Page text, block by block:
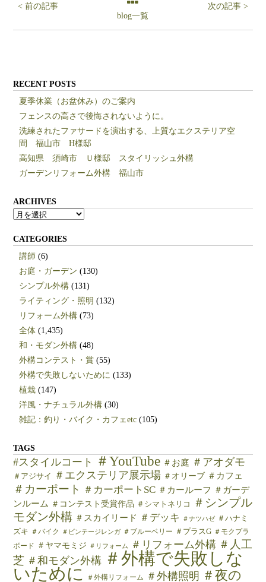
< 前の記事
blog一覧
次の記事 >
RECENT POSTS
夏季休業（お盆休み）のご案内
フェンスの高さで後悔されないように。
洗練されたファサードを演出する、上質なエクステリア空
間 福山市 H様邸
高知県 須崎市 Ｕ様邸 スタイリッシュ外構
ガーデンリフォーム外構 福山市
ARCHIVES
ARCHIVES
CATEGORIES
講師 (6)
お庭・ガーデン (130)
シンプル外構 (131)
ライティング・照明 (132)
リフォーム外構 (73)
全体 (1,435)
和・モダン外構 (48)
外構コンテスト・賞 (55)
外構で失敗しないために (133)
植栽 (147)
洋風・ナチュラル外構 (30)
雑記：釣り・バイク・カフェetc (105)
TAGS
#スタイルコート ＃YouTube ＃お庭 ＃アオダモ
＃アジサイ ＃エクステリア展示場 ＃オリーブ ＃カフェ
＃カーポート ＃カーポートSC ＃カールーフ ＃ガーデ
ンルーム ＃コンテスト受賞作品 ＃シマトネリコ
＃シンプル
モダン外構 ＃スカイリード ＃デッキ ＃ナツハゼ
＃ハナミ
ズキ ＃バイク ＃ビンテージレンガ ＃ブルーベリー ＃プラスG ＃モクプラ
ボード ＃ヤマモミジ ＃リフォーム ＃リフォーム外構 ＃人工
芝 ＃和モダン外構 ＃外構で失敗しな
いために
＃外構リフォーム ＃外構照明 ＃夜の